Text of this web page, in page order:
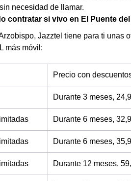
necesidad de llamar.
contratar si vivo en El Puente
Jazztel tiene para ti unas
más móvil:
Precio con
Durante 3 meses,
Durante 6 meses,
Durante 6 meses,
Durante 12 meses,